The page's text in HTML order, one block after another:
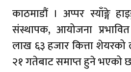
काठमाडौं । अप्पर स्याँङ्गे
संस्थापक, आयोजना
लाख ६३ हजार कित्ता
२१ गतेबाट समाप्त हुने भएको